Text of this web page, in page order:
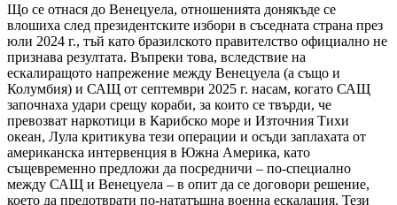
Що се отнася до Венецуела, отношенията донякъде се
влошиха след президентските избори в съседната страна през
юли 2024 г., тъй като бразилското правителство официално не
признава резултата. Въпреки това, вследствие на
ескалиращото напрежение между Венецуела (а също и
Колумбия) и САЩ от септември 2025 г. насам, когато САЩ
започнаха удари срещу кораби, за които се твърди, че
превозват наркотици в Карибско море и Източния Тихи
океан, Лула критикува тези операции и осъди заплахата от
американска интервенция в Южна Америка, като
същевременно предложи да посредничи – по-специално
между САЩ и Венецуела – в опит да се договори решение,
което да предотврати по-нататъшна военна ескалация. Тези